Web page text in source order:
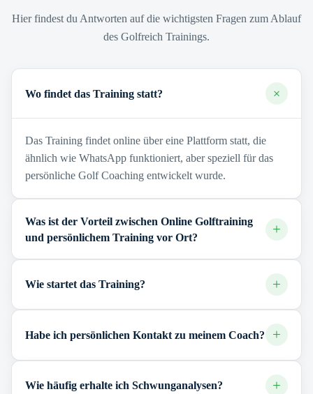
Hier findest du Antworten auf die wichtigsten Fragen zum Ablauf
des Golfreich Trainings.
Wo findet das Training statt? +
Das Training findet online über eine Plattform statt, die
ähnlich wie WhatsApp funktioniert, aber speziell für das
persönliche Golf Coaching entwickelt wurde.
Was ist der Vorteil zwischen Online Golftraining
und persönlichem Training vor Ort?
+
Wie startet das Training? +
Habe ich persönlichen Kontakt zu meinem Coach? +
Wie häufig erhalte ich Schwunganalysen? +